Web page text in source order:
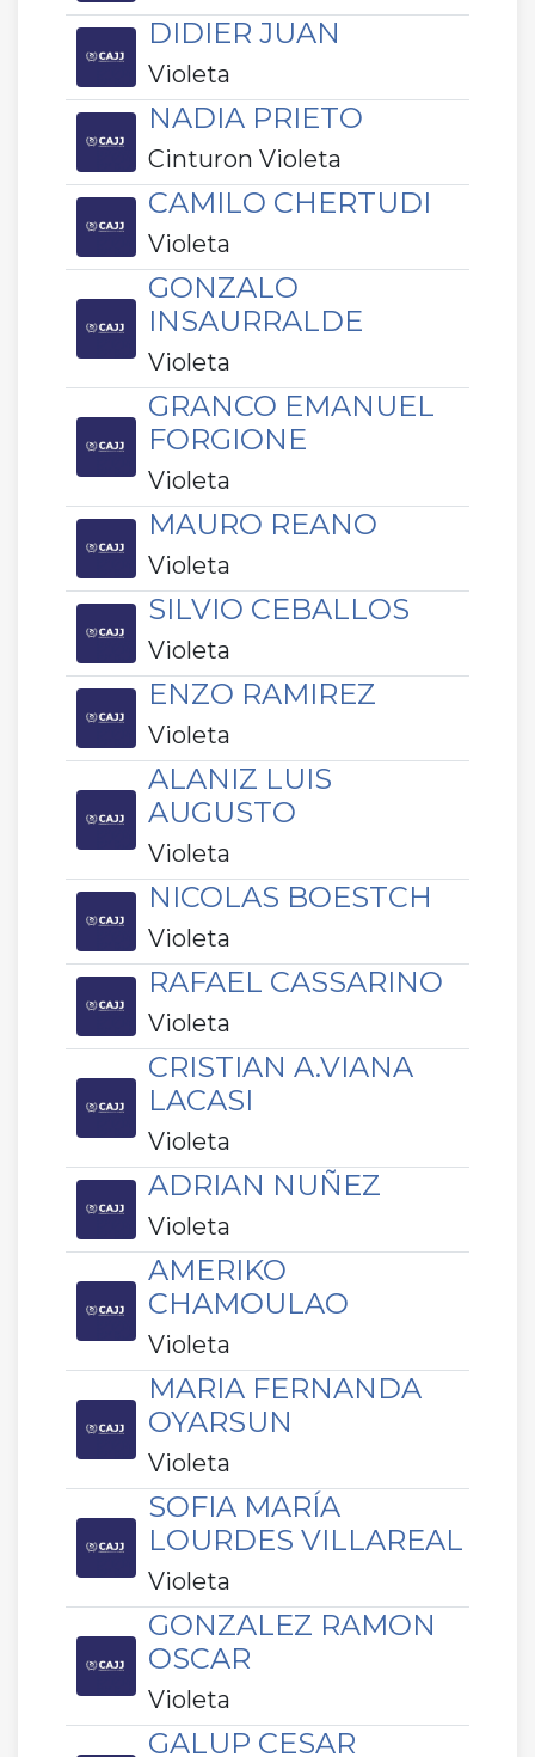
DIDIER JUAN
Violeta
NADIA PRIETO
Cinturon Violeta
CAMILO CHERTUDI
Violeta
GONZALO
INSAURRALDE
Violeta
GRANCO EMANUEL
FORGIONE
Violeta
MAURO REANO
Violeta
SILVIO CEBALLOS
Violeta
ENZO RAMIREZ
Violeta
ALANIZ LUIS
AUGUSTO
Violeta
NICOLAS BOESTCH
Violeta
RAFAEL CASSARINO
Violeta
CRISTIAN A.VIANA
LACASI
Violeta
ADRIAN NUÑEZ
Violeta
AMERIKO
CHAMOULAO
Violeta
MARIA FERNANDA
OYARSUN
Violeta
SOFIA MARÍA
LOURDES VILLAREAL
Violeta
GONZALEZ RAMON
OSCAR
Violeta
GALUP CESAR